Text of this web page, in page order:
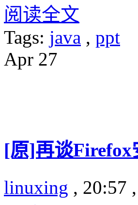
阅读全文
Tags: java , ppt
Apr 27
[原]再谈Firefox
linuxing , 20:57 ,